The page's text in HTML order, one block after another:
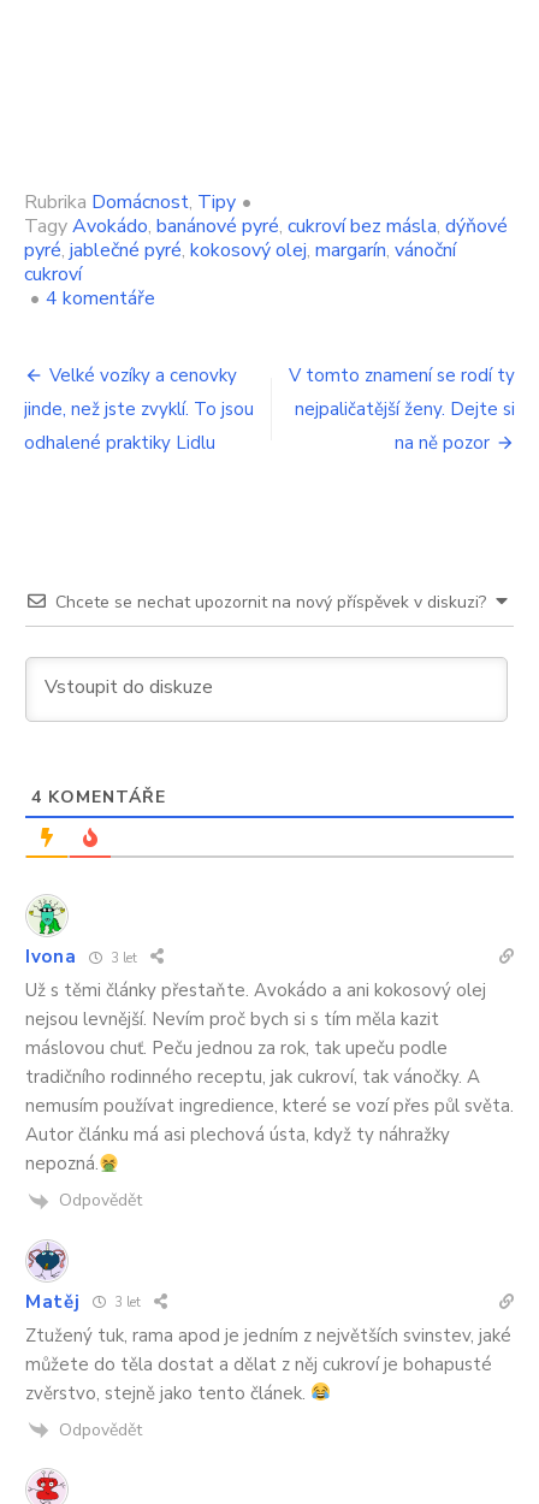
Rubrika Domácnost, Tipy •
TagyAvokádo, banánové pyré, cukroví bez másla, dýňové
pyré, jablečné pyré, kokosový olej, margarín, vánoční
cukroví
• 4 komentáře
názvem
cukroví
máslo
řekla,
čím
ho
nahradíte,
se
Navigace
pro
příspěvek
Velké vozíky a cenovky
jinde, než jste zvyklí. To jsou
odhalené praktiky Lidlu
V tomto znamení se rodí ty
nejpaličatější ženy. Dejte si
na ně pozor
Chcete se nechat upozornit na nový příspěvek v diskuzi?
4 KOMENTÁŘE
Ivona 3 let
Už s těmi články přestaňte. Avokádo a ani kokosový olej
nejsou levnější. Nevím proč bych si s tím měla kazit
máslovou chuť. Peču jednou za rok, tak upeču podle
tradičního rodinného receptu, jak cukroví, tak vánočky. A
nemusím používat ingredience, které se vozí přes půl světa.
Autor článku má asi plechová ústa, když ty náhražky
nepozná.
Odpovědět
Matěj 3 let
Ztužený tuk, rama apod je jedním z největších svinstev, jaké
můžete do těla dostat a dělat z něj cukroví je bohapusté
zvěrstvo, stejně jako tento článek.
Odpovědět